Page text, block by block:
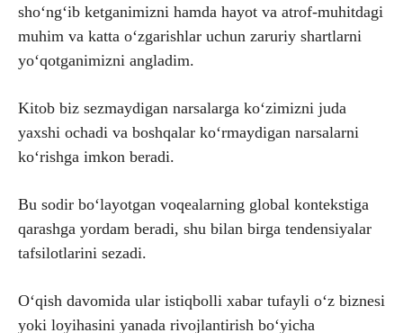
sho‘ng‘ib ketganimizni hamda hayot va atrof-muhitdagi
muhim va katta o‘zgarishlar uchun zaruriy shartlarni
yo‘qotganimizni angladim.
Kitob biz sezmaydigan narsalarga ko‘zimizni juda
yaxshi ochadi va boshqalar ko‘rmaydigan narsalarni
ko‘rishga imkon beradi.
Bu sodir bo‘layotgan voqealarning global kontekstiga
qarashga yordam beradi, shu bilan birga tendensiyalar
tafsilotlarini sezadi.
O‘qish davomida ular istiqbolli xabar tufayli o‘z biznesi
yoki loyihasini yanada rivojlantirish bo‘yicha